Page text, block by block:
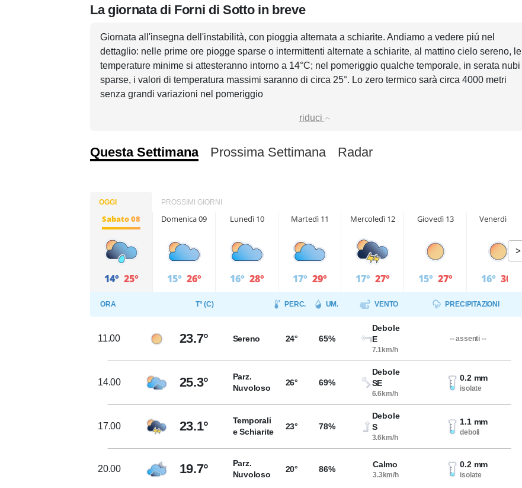
La giornata di Forni di Sotto in breve
Giornata all'insegna dell'instabilità, con pioggia alternata a schiarite. Andiamo a vedere piú nel
dettaglio: nelle prime ore piogge sparse o intermittenti alternate a schiarite, al mattino cielo sereno, le
temperature minime si attesteranno intorno a 14°C; nel pomeriggio qualche temporale, in serata nubi
sparse, i valori di temperatura massimi saranno di circa 25°. Lo zero termico sarà circa 4000 metri
senza grandi variazioni nel pomeriggio
riduci
Questa Settimana Prossima Settimana Radar
OGGI PROSSIMI GIORNI
Sabato 08
14° 25°
Domenica 09
15° 26°
Lunedì 10
16° 28°
Martedì 11
17° 29°
Mercoledì 12
17° 27°
Giovedì 13
15° 27°
Venerdì 14
16° 30°
>
ORA T° (C) PERC. UM. VENTO PRECIPITAZIONI
11.00 23.7° Sereno 24° 65%
Debole
E
7.1km/h
-- assenti --
14.00 25.3°
Parz.
Nuvoloso
26° 69%
Debole
SE
6.6km/h
0.2 mm
isolate
17.00 23.1°
Temporali
e Schiarite
23° 78%
Debole
S
3.6km/h
1.1 mm
deboli
20.00 19.7°
Parz.
Nuvoloso
20° 86% Calmo
3.3km/h
0.2 mm
isolate